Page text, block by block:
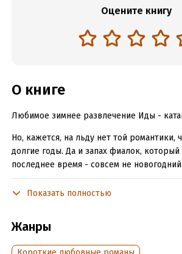
Оцените книгу
О книге
Любимое зимнее развлечение Иды -
Но, кажется, на льду нет той романтики,
долгие годы. Да и запах фиалок, который
последнее время - совсем не новогодний.
Или это другая неведомая сила
чудесные преображения?
Показать полностью
Жанры